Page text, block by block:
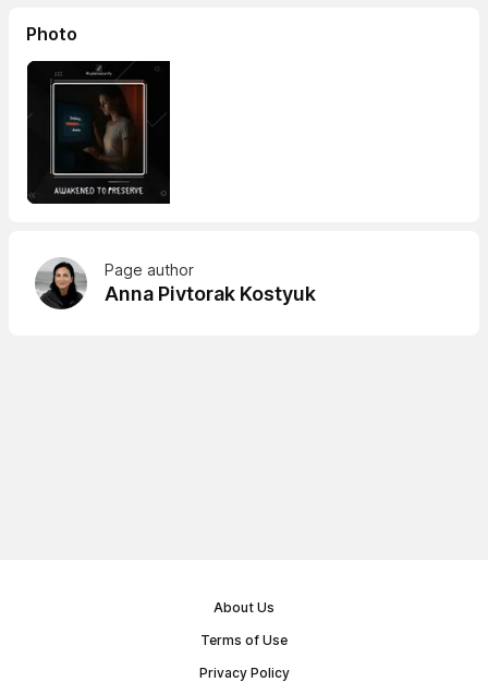
Photo
Page author
Anna Pivtorak Kostyuk
About Us
Terms of Use
Privacy Policy